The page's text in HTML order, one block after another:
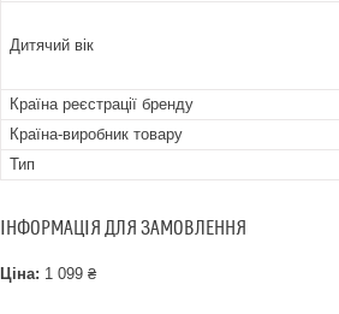
Дитячий вік
Країна реєстрації бренду
Країна-виробник товару
Тип
ІНФОРМАЦІЯ ДЛЯ ЗАМОВЛЕННЯ
Ціна: 1 099 ₴